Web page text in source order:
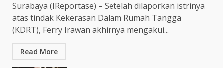
Surabaya (IReportase) – Setelah dilaporkan istrinya
atas tindak Kekerasan Dalam Rumah Tangga
(KDRT), Ferry Irawan akhirnya mengakui...
Read More